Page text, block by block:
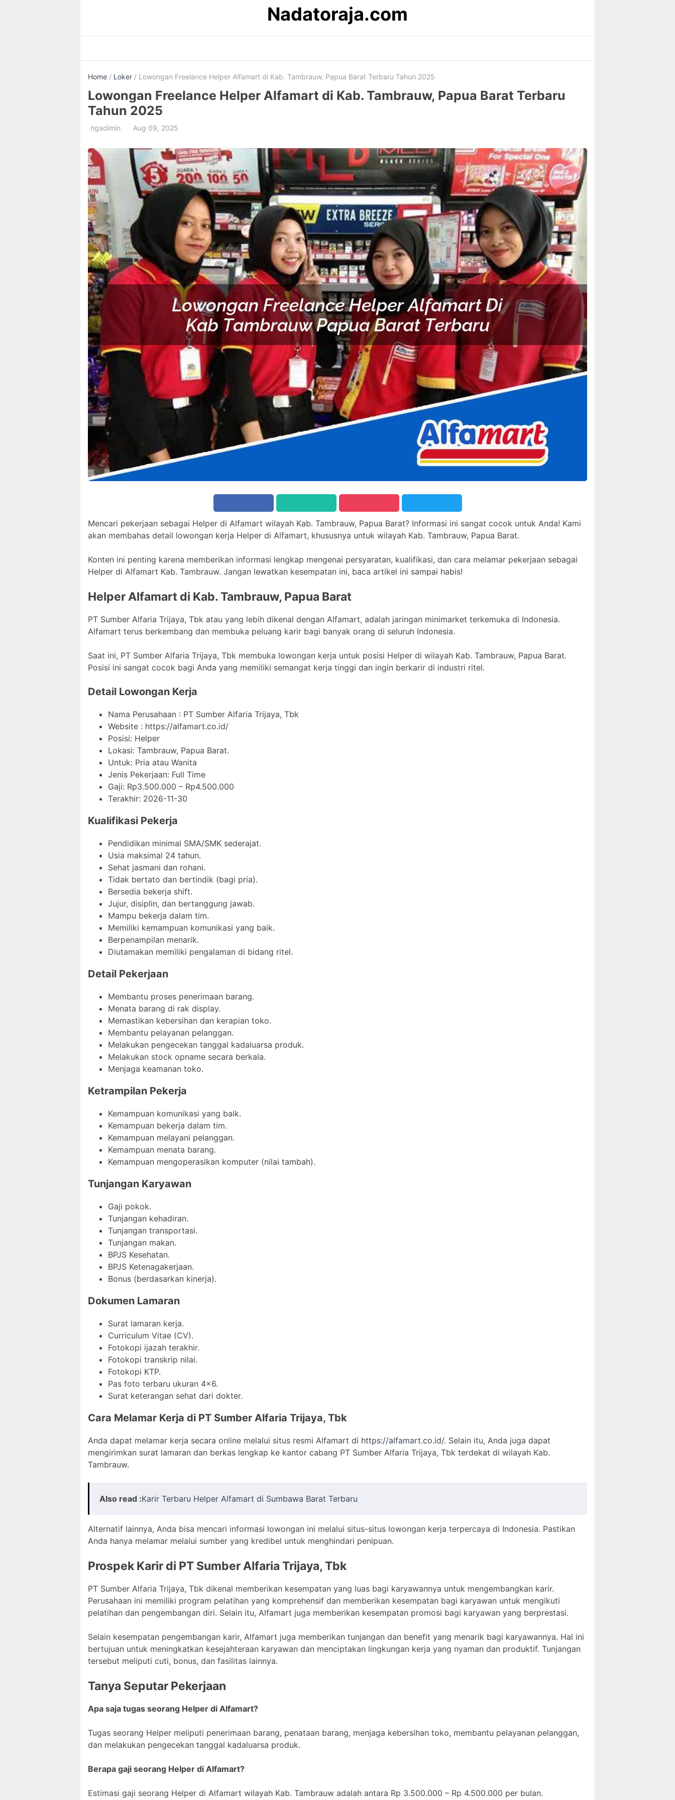
Nadatoraja.com
Home / Loker / Lowongan Freelance Helper Alfamart di Kab. Tambrauw, Papua Barat Terbaru Tahun 2025
Lowongan Freelance Helper Alfamart di Kab. Tambrauw, Papua Barat Terbaru
Tahun 2025
ngadimin Aug 09, 2025
Mencari pekerjaan sebagai Helper di Alfamart wilayah Kab. Tambrauw, Papua Barat? Informasi ini sangat cocok untuk Anda! Kami
akan membahas detail lowongan kerja Helper di Alfamart, khususnya untuk wilayah Kab. Tambrauw, Papua Barat.
Konten ini penting karena memberikan informasi lengkap mengenai persyaratan, kualifikasi, dan cara melamar pekerjaan sebagai
Helper di Alfamart Kab. Tambrauw. Jangan lewatkan kesempatan ini, baca artikel ini sampai habis!
Helper Alfamart di Kab. Tambrauw, Papua Barat
PT Sumber Alfaria Trijaya, Tbk atau yang lebih dikenal dengan Alfamart, adalah jaringan minimarket terkemuka di Indonesia.
Alfamart terus berkembang dan membuka peluang karir bagi banyak orang di seluruh Indonesia.
Saat ini, PT Sumber Alfaria Trijaya, Tbk membuka lowongan kerja untuk posisi Helper di wilayah Kab. Tambrauw, Papua Barat.
Posisi ini sangat cocok bagi Anda yang memiliki semangat kerja tinggi dan ingin berkarir di industri ritel.
Detail Lowongan Kerja
Nama Perusahaan : PT Sumber Alfaria Trijaya, Tbk
Website : https://alfamart.co.id/
Posisi: Helper
Lokasi: Tambrauw, Papua Barat.
Untuk: Pria atau Wanita
Jenis Pekerjaan: Full Time
Gaji: Rp3.500.000 – Rp4.500.000
Terakhir: 2026-11-30
Kualifikasi Pekerja
Pendidikan minimal SMA/SMK sederajat.
Usia maksimal 24 tahun.
Sehat jasmani dan rohani.
Tidak bertato dan bertindik (bagi pria).
Bersedia bekerja shift.
Jujur, disiplin, dan bertanggung jawab.
Mampu bekerja dalam tim.
Memiliki kemampuan komunikasi yang baik.
Berpenampilan menarik.
Diutamakan memiliki pengalaman di bidang ritel.
Detail Pekerjaan
Membantu proses penerimaan barang.
Menata barang di rak display.
Memastikan kebersihan dan kerapian toko.
Membantu pelayanan pelanggan.
Melakukan pengecekan tanggal kadaluarsa produk.
Melakukan stock opname secara berkala.
Menjaga keamanan toko.
Ketrampilan Pekerja
Kemampuan komunikasi yang baik.
Kemampuan bekerja dalam tim.
Kemampuan melayani pelanggan.
Kemampuan menata barang.
Kemampuan mengoperasikan komputer (nilai tambah).
Tunjangan Karyawan
Gaji pokok.
Tunjangan kehadiran.
Tunjangan transportasi.
Tunjangan makan.
BPJS Kesehatan.
BPJS Ketenagakerjaan.
Bonus (berdasarkan kinerja).
Dokumen Lamaran
Surat lamaran kerja.
Curriculum Vitae (CV).
Fotokopi ijazah terakhir.
Fotokopi transkrip nilai.
Fotokopi KTP.
Pas foto terbaru ukuran 4×6.
Surat keterangan sehat dari dokter.
Cara Melamar Kerja di PT Sumber Alfaria Trijaya, Tbk
Anda dapat melamar kerja secara online melalui situs resmi Alfamart di https://alfamart.co.id/. Selain itu, Anda juga dapat
mengirimkan surat lamaran dan berkas lengkap ke kantor cabang PT Sumber Alfaria Trijaya, Tbk terdekat di wilayah Kab.
Tambrauw.
Also read :Karir Terbaru Helper Alfamart di Sumbawa Barat Terbaru
Alternatif lainnya, Anda bisa mencari informasi lowongan ini melalui situs-situs lowongan kerja terpercaya di Indonesia. Pastikan
Anda hanya melamar melalui sumber yang kredibel untuk menghindari penipuan.
Prospek Karir di PT Sumber Alfaria Trijaya, Tbk
PT Sumber Alfaria Trijaya, Tbk dikenal memberikan kesempatan yang luas bagi karyawannya untuk mengembangkan karir.
Perusahaan ini memiliki program pelatihan yang komprehensif dan memberikan kesempatan bagi karyawan untuk mengikuti
pelatihan dan pengembangan diri. Selain itu, Alfamart juga memberikan kesempatan promosi bagi karyawan yang berprestasi.
Selain kesempatan pengembangan karir, Alfamart juga memberikan tunjangan dan benefit yang menarik bagi karyawannya. Hal ini
bertujuan untuk meningkatkan kesejahteraan karyawan dan menciptakan lingkungan kerja yang nyaman dan produktif. Tunjangan
tersebut meliputi cuti, bonus, dan fasilitas lainnya.
Tanya Seputar Pekerjaan
Apa saja tugas seorang Helper di Alfamart?
Tugas seorang Helper meliputi penerimaan barang, penataan barang, menjaga kebersihan toko, membantu pelayanan pelanggan,
dan melakukan pengecekan tanggal kadaluarsa produk.
Berapa gaji seorang Helper di Alfamart?
Estimasi gaji seorang Helper di Alfamart wilayah Kab. Tambrauw adalah antara Rp 3.500.000 – Rp 4.500.000 per bulan.